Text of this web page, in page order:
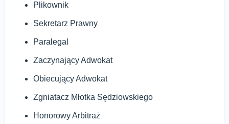
Plikownik
Sekretarz Prawny
Paralegal
Zaczynający Adwokat
Obiecujący Adwokat
Zgniatacz Młotka Sędziowskiego
Honorowy Arbitraż